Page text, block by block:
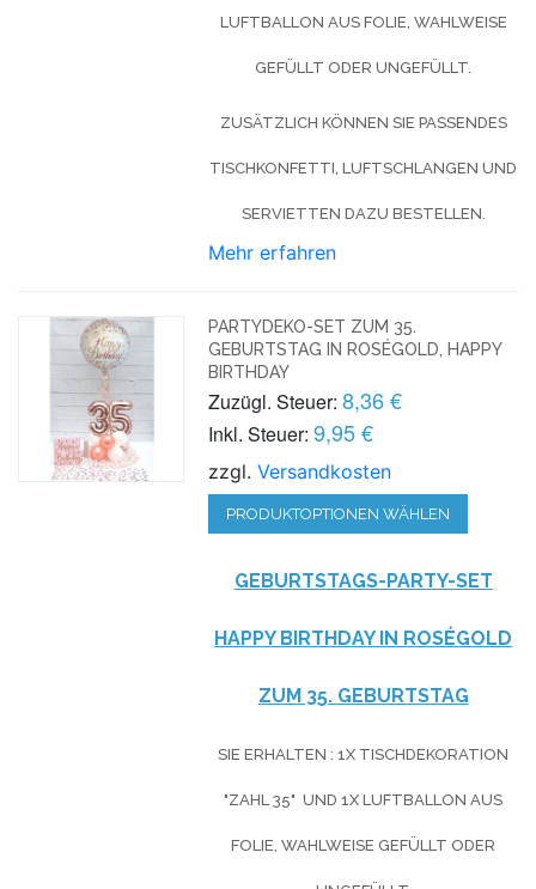
LUFTBALLON AUS FOLIE, WAHLWEISE
GEFÜLLT ODER UNGEFÜLLT.
ZUSÄTZLICH KÖNNEN SIE PASSENDES
TISCHKONFETTI, LUFTSCHLANGEN UND
SERVIETTEN DAZU BESTELLEN.
Mehr erfahren
PARTYDEKO-SET ZUM 35.
GEBURTSTAG IN ROSÉGOLD, HAPPY
BIRTHDAY
Zuzügl. Steuer: 8,36 €
Inkl. Steuer: 9,95 €
zzgl.Versandkosten
PRODUKTOPTIONEN WÄHLEN
GEBURTSTAGS-PARTY-SET
HAPPY BIRTHDAY IN ROSÉGOLD
ZUM 35. GEBURTSTAG
SIE ERHALTEN : 1X TISCHDEKORATION
"ZAHL 35" UND 1X LUFTBALLON AUS
FOLIE, WAHLWEISE GEFÜLLT ODER